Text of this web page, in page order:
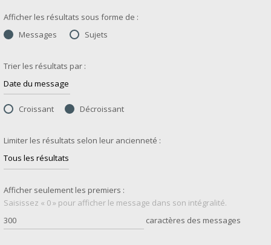
Afficher les résultats sous forme de :
Messages
Sujets
Trier les résultats par :
Croissant Décroissant
Limiter les résultats selon leur ancienneté :
Afficher seulement les premiers :
Saisissez « 0 » pour afficher le message dans son intégralité.
caractères des messages